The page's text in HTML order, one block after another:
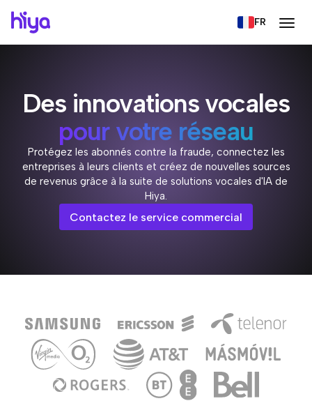
FR
Des innovations vocales
pour votre réseau
Protégez les abonnés contre la fraude, connectez les
entreprises à leurs clients et créez de nouvelles sources
de revenus grâce à la suite de solutions vocales d'IA de
Hiya.
Contactez le service commercial